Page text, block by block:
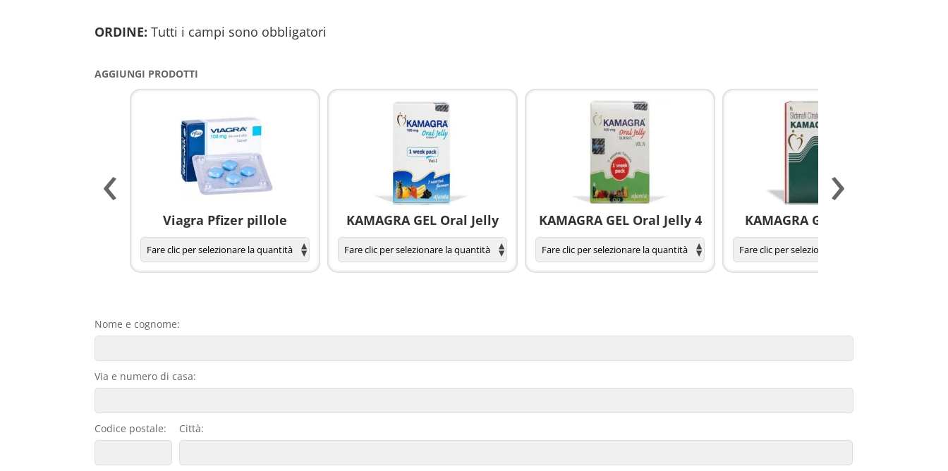
ORDINE: Tutti i campi sono obbligatori
AGGIUNGI PRODOTTI
Viagra Pfizer pillole KAMAGRA GEL Oral Jelly KAMAGRA GEL Oral Jelly 4 KAMAGRA GOLD pillole
‹ ›
Nome e cognome:
Via e numero di casa:
Codice postale: Città: